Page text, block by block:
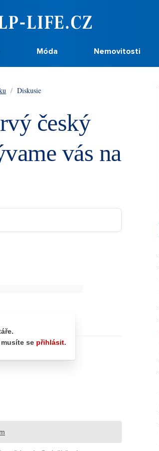
Móda Nemovitosti
/ Diskusie
český
vás na